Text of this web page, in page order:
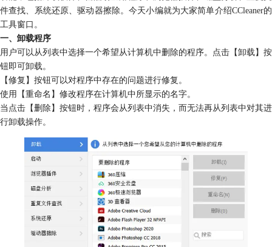
件查找、系统还原、驱动器擦除。今天小编就为大家简单介绍CCleaner的
工具窗口。
一、卸载程序
用户可以从列表中选择一个希望从计算机中删除的程序。点击【卸载】按
钮即可卸载。
【修复】按钮可以对程序中存在的问题进行修复。
使用【重命名】修改程序在计算机中所显示的名字。
当点击【删除】按钮时，程序会从列表中消失，而无法再从列表中对其进
行卸载操作。